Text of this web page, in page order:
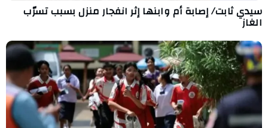
سيدي ثابت/ إصابة أم وابنها إثر انفجار منزل بسبب تسرّب
الغاز